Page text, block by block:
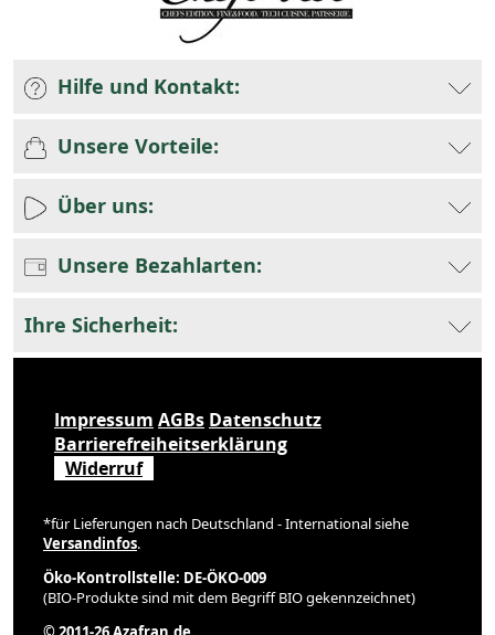
Hilfe und Kontakt:
Unsere Vorteile:
Über uns:
Unsere Bezahlarten:
Ihre Sicherheit:
Impressum AGBs Datenschutz
Barrierefreiheitserklärung
Widerruf
*für Lieferungen nach Deutschland - International siehe
Versandinfos.
Öko-Kontrollstelle: DE-ÖKO-009
(BIO-Produkte sind mit dem Begriff BIO gekennzeichnet)